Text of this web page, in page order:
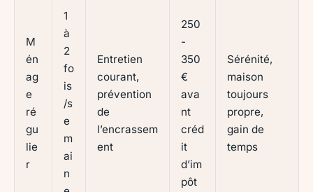
M
én
ag
e
ré
gu
lie
r
1
à
2
fo
is
/s
e
m
ai
n
Entretien
courant,
prévention
de
l’encrassem
ent
250
-
350
€
ava
nt
créd
it
d’im
pôt
Sérénité,
maison
toujours
propre,
gain de
temps